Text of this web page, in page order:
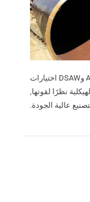
تعتبر الأنابيب الفولاذية ASTM A252 LSAW وDSAW اختيارات
نظرًا لقوتها,
عالية الجودة.